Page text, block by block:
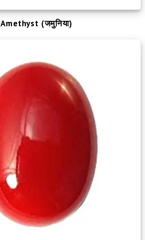
Amethyst (जमुनिया)